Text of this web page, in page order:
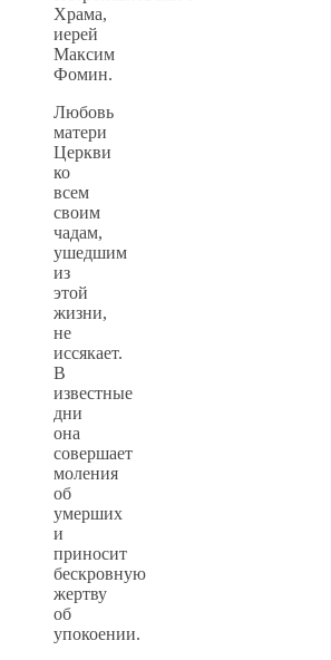
Храма,
иерей
Максим
Фомин.
Любовь
матери
Церкви
ко
всем
своим
чадам,
ушедшим
из
этой
жизни,
не
иссякает.
В
известные
дни
она
совершает
моления
об
умерших
и
приносит
бескровную
жертву
об
упокоении.